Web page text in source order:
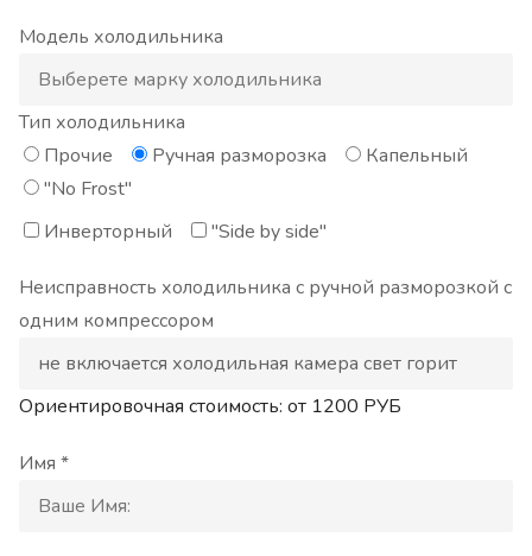
Модель холодильника
Тип холодильника
Прочие
Ручная разморозка
Капельный
"No Frost"
Инверторный
"Side by side"
Неисправность холодильника с ручной разморозкой с
одним компрессором
Ориентировочная стоимость: от 1200 РУБ
Имя *